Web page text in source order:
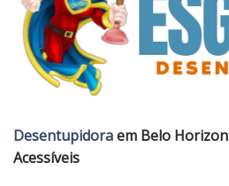
Desentupidoraem Belo
Acessíveis